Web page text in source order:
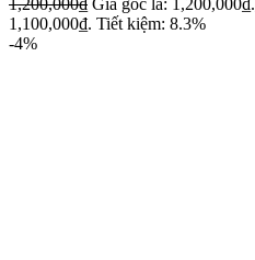
1,100,000₫. Tiết kiệm: 8.3%
-4%